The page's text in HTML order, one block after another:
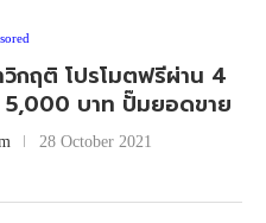
กฤติ โปรโมตฟรีผ่าน 4
บาท ปั๊มยอดขาย
28 October 2021